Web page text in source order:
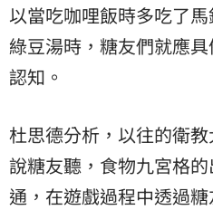
以當吃咖哩飯時多吃了
綠豆湯時，糖友們就應
認知。
杜思德分析，以往的衛
說糖友聽，食物九宮格
通，在遊戲過程中透過